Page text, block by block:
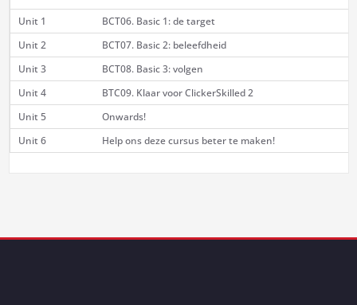
Unit 1
BCT06. Basic 1: de target
Unit 2
BCT07. Basic 2: beleefdheid
Unit 3
BCT08. Basic 3: volgen
Unit 4
BTC09. Klaar voor ClickerSkilled 2
Unit 5
Onwards!
Unit 6
Help ons deze cursus beter te maken!